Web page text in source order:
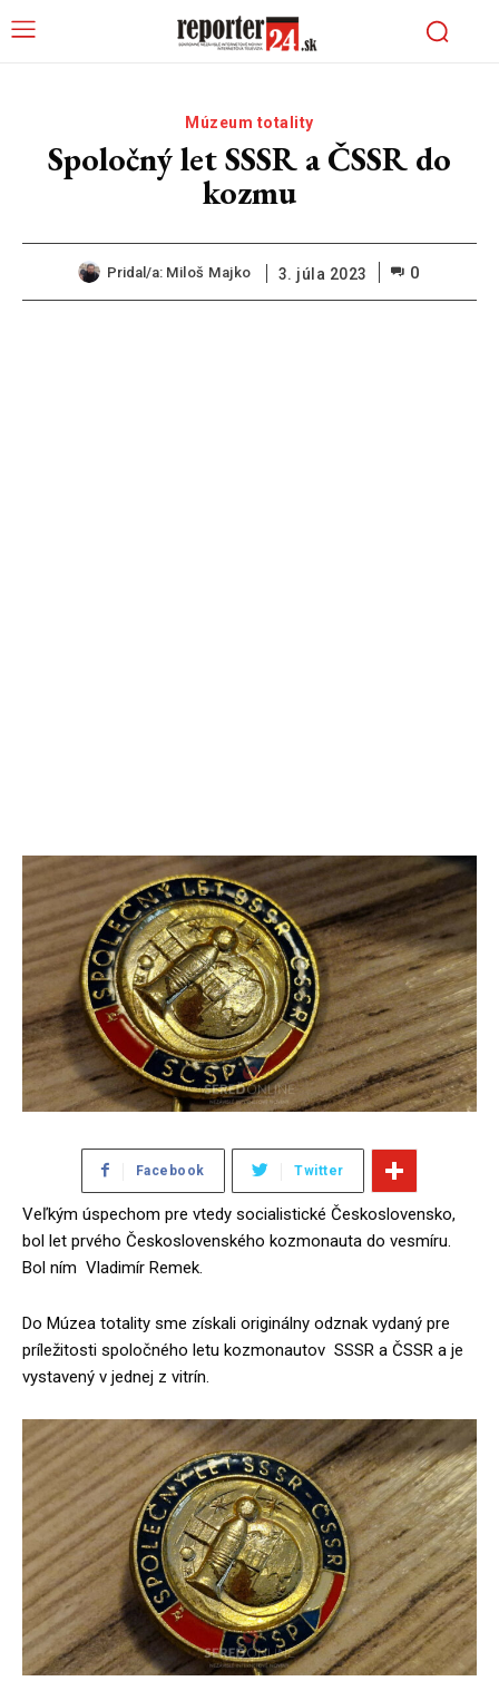
Múzeum totality
Spoločný let SSSR a ČSSR do
kozmu
Pridal/a: Miloš Majko 3. júla 2023 0
Facebook Twitter
Veľkým úspechom pre vtedy socialistické Československo,
bol let prvého Československého kozmonauta do vesmíru.
Bol ním Vladimír Remek.
Do Múzea totality sme získali originálny odznak vydaný pre
príležitosti spoločného letu kozmonautov SSSR a ČSSR a je
vystavený v jednej z vitrín.